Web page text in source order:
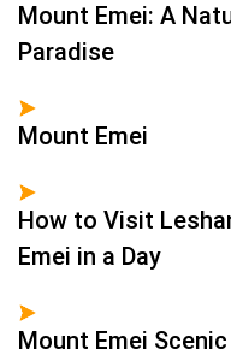
Mount Emei: A
Paradise
Mount Emei
How to Visit
Emei in a Day
Mount Emei